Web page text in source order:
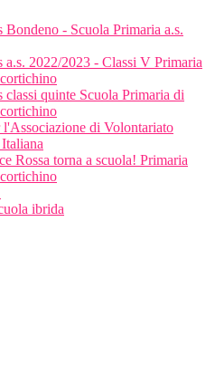
Bondeno - Scuola Primaria a.s.
a.s. 2022/2023 - Classi V Primaria
classi quinte Scuola Primaria di
di Volontariato
Rossa torna a scuola! Primaria
ibrida